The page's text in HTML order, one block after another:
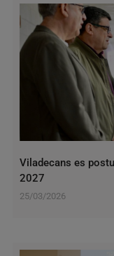
Viladecans es
2027
25/03/2026